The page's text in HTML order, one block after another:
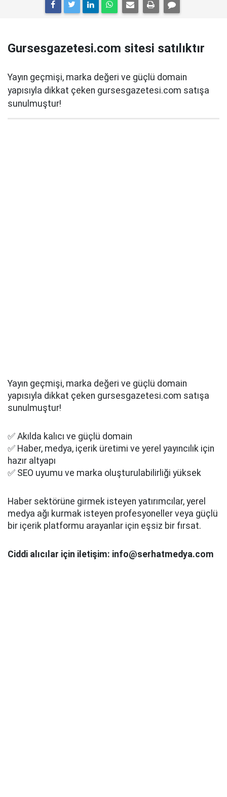
Gursesgazetesi.com sitesi satılıktır
Yayın geçmişi, marka değeri ve güçlü domain
yapısıyla dikkat çeken gursesgazetesi.com satışa
sunulmuştur!
Yayın geçmişi, marka değeri ve güçlü domain
yapısıyla dikkat çeken gursesgazetesi.com satışa
sunulmuştur!
✅ Akılda kalıcı ve güçlü domain
✅ Haber, medya, içerik üretimi ve yerel yayıncılık için
hazır altyapı
✅ SEO uyumu ve marka oluşturulabilirliği yüksek
Haber sektörüne girmek isteyen yatırımcılar, yerel
medya ağı kurmak isteyen profesyoneller veya güçlü
bir içerik platformu arayanlar için eşsiz bir fırsat.
Ciddi alıcılar için iletişim: info@serhatmedya.com